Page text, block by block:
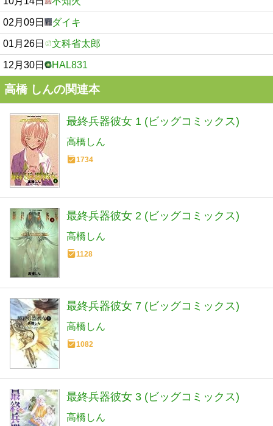
02月09日 ダイキ
01月26日 文科省太郎
12月30日 HAL831
高橋 しんの関連本
最終兵器彼女 1 (ビッグコミックス)
高橋しん
1734
最終兵器彼女 2 (ビッグコミックス)
高橋しん
1128
最終兵器彼女 7 (ビッグコミックス)
高橋しん
1082
最終兵器彼女 3 (ビッグコミックス)
高橋しん